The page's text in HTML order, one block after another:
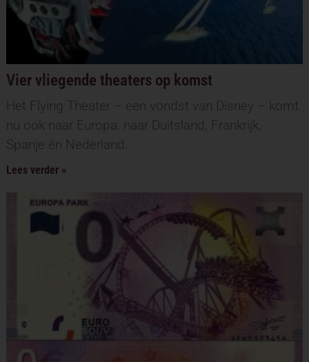
Vier vliegende theaters op komst
Het Flying Theater – een vondst van Disney – komt
nu ook naar Europa: naar Duitsland, Frankrijk,
Spanje én Nederland.
Lees verder »